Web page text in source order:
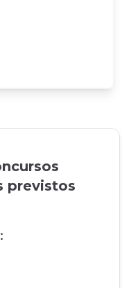
previstos